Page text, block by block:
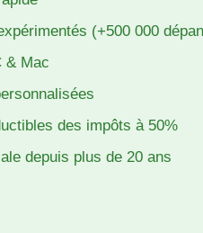
(+500 000
& Mac
des impôts à 50%
depuis plus de 20 ans